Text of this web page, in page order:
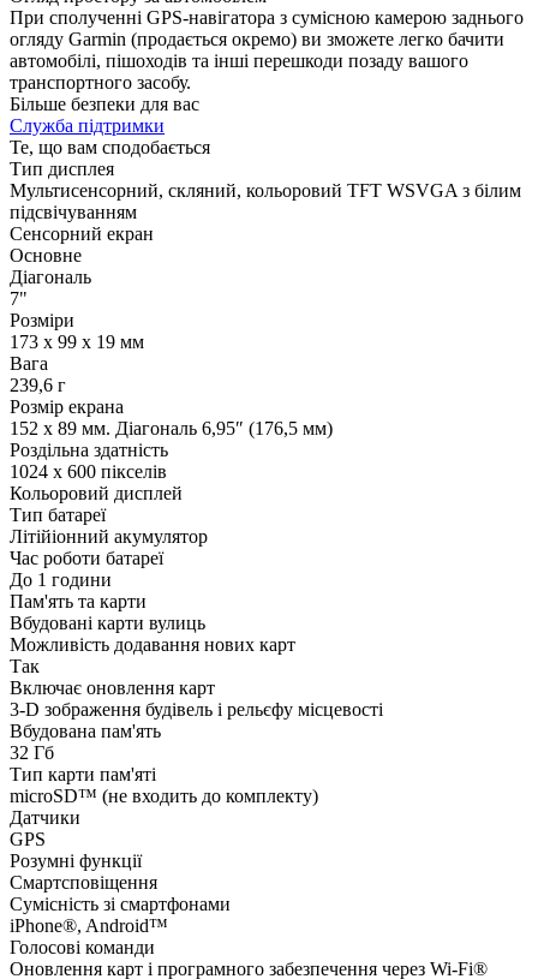
При сполученні GPS-навігатора з сумісною камерою заднього
огляду Garmin (продається окремо) ви зможете легко бачити
автомобілі, пішоходів та інші перешкоди позаду вашого
транспортного засобу.
Більше безпеки для вас
Служба підтримки
Те, що вам сподобається
Тип дисплея
Мультисенсорний, скляний, кольоровий TFT WSVGA з білим
підсвічуванням
Сенсорний екран
Основне
Діагональ
7"
Розміри
173 x 99 x 19 мм
Вага
239,6 г
Розмір екрана
152 x 89 мм. Діагональ 6,95″ (176,5 мм)
Роздільна здатність
1024 x 600 пікселів
Кольоровий дисплей
Тип батареї
Літійіонний акумулятор
Час роботи батареї
До 1 години
Пам'ять та карти
Вбудовані карти вулиць
Можливість додавання нових карт
Так
Включає оновлення карт
3-D зображення будівель і рельєфу місцевості
Вбудована пам'ять
32 Гб
Тип карти пам'яті
microSD™ (не входить до комплекту)
Датчики
GPS
Розумні функції
Смартсповіщення
Сумісність зі смартфонами
iPhone®, Android™
Голосові команди
Оновлення карт і програмного забезпечення через Wi-Fi®